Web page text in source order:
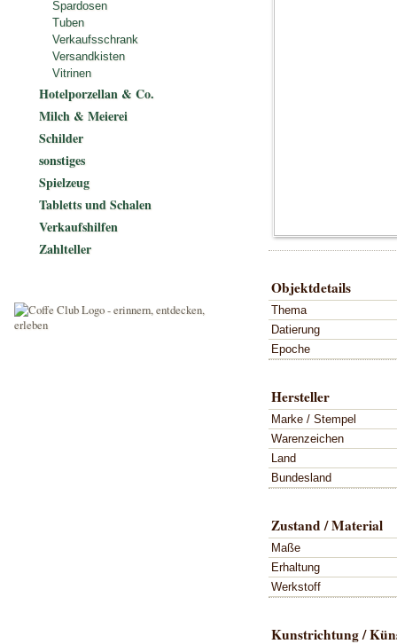
Objektdetails
Thema
Datierung
Epoche
Hersteller
Marke / Stempel
Warenzeichen
Land
Bundesland
Zustand / Material
Maße
Erhaltung
Werkstoff
Kunstrichtung /
Spardosen
Tuben
Verkaufsschrank
Versandkisten
Vitrinen
Hotelporzellan & Co.
Milch & Meierei
Schilder
sonstiges
Spielzeug
Tabletts und Schalen
Verkaufshilfen
Zahlteller